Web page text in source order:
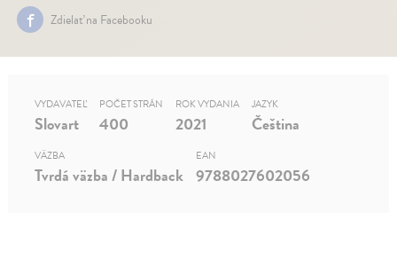
Zdielať na Facebooku
VYDAVATEĽ
Slovart
POČET STRÁN
400
ROK VYDANIA
2021
JAZYK
Čeština
VÄZBA
Tvrdá väzba / Hardback
EAN
9788027602056